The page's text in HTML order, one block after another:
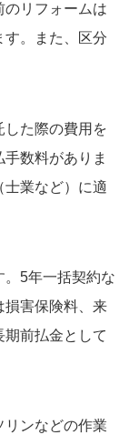
のリフォームは
。
また、区分
した際の費用を
数料がありま
士業など）に適
。5年一括契約な
損害保険料、来
前払金として
リンなどの作業